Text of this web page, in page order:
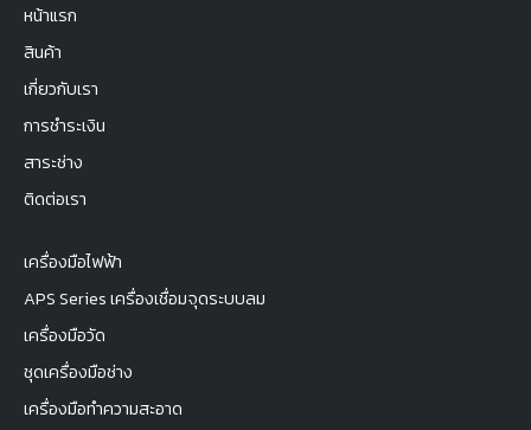
หน้าแรก
สินค้า
เกี่ยวกับเรา
การชำระเงิน
สาระช่าง
ติดต่อเรา
เครื่องมือไฟฟ้า
APS Series เครื่องเชื่อมจุดระบบลม
เครื่องมือวัด
ชุดเครื่องมือช่าง
เครื่องมือทำความสะอาด